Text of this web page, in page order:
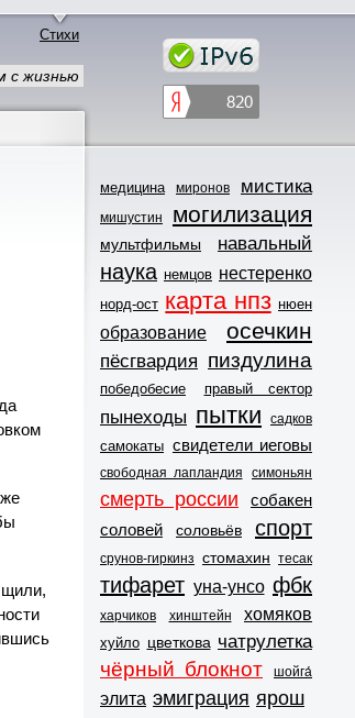
Стихи
с жизнью
медицина миронов мистика
мишустин могилизация
мультфильмы навальный
наука немцов нестеренко
норд-ост карта нпз нюен
образование осечкин
пёсгвардия пиздулина
победобесие правый сектор
пынеходы пытки садков
самокаты свидетели иеговы
свободная лапландия симоньян
смерть россии
собакен
соловей
соловьёв спорт
срунов-гиркинз стомахин тесак
тифарет уна-унсо фбк
харчиков хинштейн хомяков
хуйло цветкова чатрулетка
чёрный блокнот шойга́
элита эмиграция ярош